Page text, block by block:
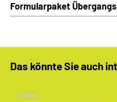
Formularpaket
Das könnte Sie auch
Artikel